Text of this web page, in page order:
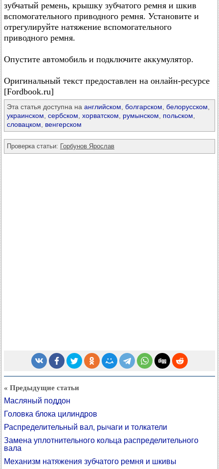
зубчатый ремень, крышку зубчатого ремня и шкив
вспомогательного приводного ремня. Установите и
отрегулируйте натяжение вспомогательного
приводного ремня.
Опустите автомобиль и подключите аккумулятор.
Оригинальный текст предоставлен на онлайн-ресурсе
[Fordbook.ru]
Эта статья доступна на английском болгарском белорусском
украинском сербском хорватском румынском польском
словацком
венгерском
Проверка статьи: Горбунов Ярослав
« Предыдущие статьи
Масляный поддон
Головка блока цилиндров
Распределительный вал, рычаги и толкатели
Замена уплотнительного кольца распределительного
вала
Механизм натяжения зубчатого ремня и шкивы